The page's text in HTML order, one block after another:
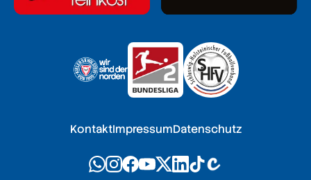
KontaktImpressumDatenschutz